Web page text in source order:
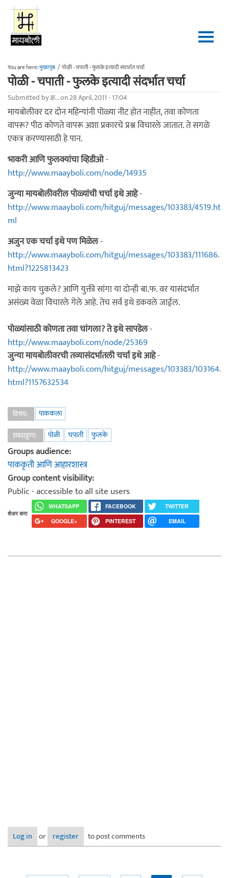
Skip to main content
You are here:मुख्यपृष्ठ / पोळी - चपाती - फुलके इत्यादी संदर्भात चर्चा
पोळी - चपाती - फुलके इत्यादी संदर्भात चर्चा
Submitted byक्ष...on 28 April, 2011 - 17:04
मायबोलीवर दर दोन महिन्यांनी पोळ्या नीट होत नाहीत, तवा कोणता
वापरू? पीठ कोणते वापरू अशा प्रकारचे प्रश्न विचारले जातात. ते सगळे
एकत्र करण्यासाठी हे पान.
भाकरी आणि फुलक्यांचा व्हिडीओ-
http://www.maayboli.com/node/14935
जुन्या मायबोलीवरील पोळ्यांची चर्चा इथे आहे-
http://www.maayboli.com/hitguj/messages/103383/4519.ht
ml
अजुन एक चर्चा इथे पण मिळेल-
http://www.maayboli.com/hitguj/messages/103383/111686.
html?1225813423
माझे काय चुकले? आणि युक्ती सांगा या दोन्ही बा.फ. वर यासंदर्भात
असंख्य वेळा विचारले गेले आहे. तेच सर्व इथे डकवले जाईल.
पोळ्यांसाठी कोणता तवा चांगला? ते इथे सापडेल-
http://www.maayboli.com/node/25369
जुन्या मायबोलीवरची तव्यासंदर्भातली चर्चा इथे आहे-
http://www.maayboli.com/hitguj/messages/103383/103164.
html?1157632534
विषय:
पाककला
शब्दखुणा:
पोळी चपाती फुलके
Groups audience:
पाककृती आणि आहारशास्त्र
Group content visibility:
Public - accessible to all site users
शेअर करा
WHATSAPP FACEBOOK
TWITTER
GOOGLE+
PINTEREST EMAIL
Log in or register to post comments